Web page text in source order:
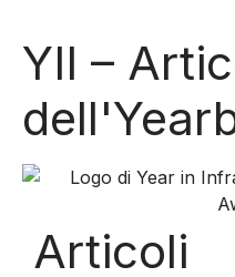
YII –
Articoli